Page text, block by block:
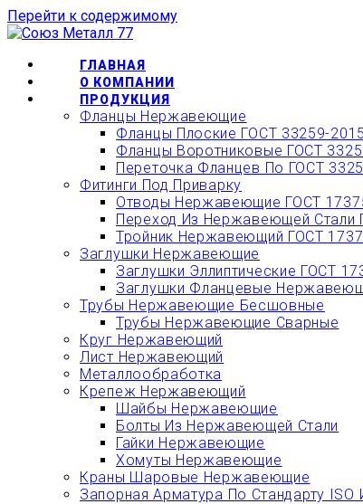
Перейти к содержимому
ГЛАВНАЯ
О КОМПАНИИ
ПРОДУКЦИЯ
Фланцы Нержавеющие
Фланцы Плоские ГОСТ 33259-2015
Фланцы Воротниковые ГОСТ
Переточка Фланцев По ГОСТ
Фитинги Под Приварку
Отводы Нержавеющие ГОСТ
Переход Из Нержавеющей Стали
Тройник Нержавеющий ГОСТ
Заглушки Нержавеющие
Заглушки Эллиптические ГОСТ
Заглушки Фланцевые
Трубы Нержавеющие Бесшовные
Трубы Нержавеющие Сварные
Круг Нержавеющий
Лист Нержавеющий
Металлообработка
Крепеж Нержавеющий
Шайбы Нержавеющие
Болты Из Нержавеющей Стали
Гайки Нержавеющие
Хомуты Нержавеющие
Краны Шаровые Нержавеющие
Запорная Арматура По Стандарту ISO